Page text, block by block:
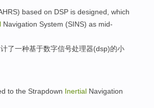
) based on DSP is designed , which
Navigation System (SINS) as mid-
了一种基于数字信号处理器(dsp)的小
to the Strapdown Inertial Navigation